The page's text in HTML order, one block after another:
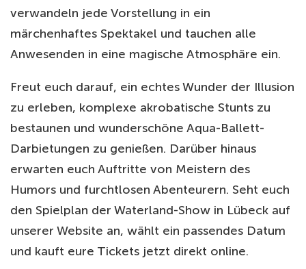
verwandeln jede Vorstellung in ein
märchenhaftes Spektakel und tauchen alle
Anwesenden in eine magische Atmosphäre ein.
Freut euch darauf, ein echtes Wunder der Illusion
zu erleben, komplexe akrobatische Stunts zu
bestaunen und wunderschöne Aqua-Ballett-
Darbietungen zu genießen. Darüber hinaus
erwarten euch Auftritte von Meistern des
Humors und furchtlosen Abenteurern. Seht euch
den Spielplan der Waterland-Show in Lübeck auf
unserer Website an, wählt ein passendes Datum
und kauft eure Tickets jetzt direkt online.